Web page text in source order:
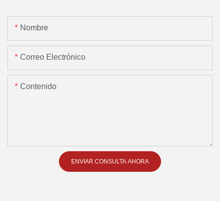
Nombre
Correo Electrónico
Contenido
ENVIAR CONSULTA AHORA